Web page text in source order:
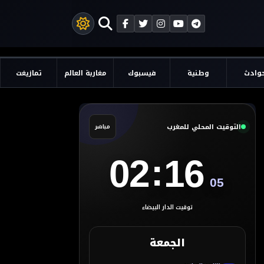
وطنية فيسبوك مغاربة العالم تمازيغت
التوقيت المحلي للمغرب مباشر
02:16 06
توقيت الدار البيضاء
الجمعة